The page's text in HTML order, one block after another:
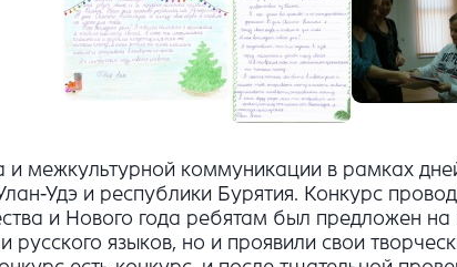
и межкультурной коммуникации в рамках
Удэ и республики Бурятия. Конкурс
и Нового года ребятам был предложен
русского языков, но и проявили свои